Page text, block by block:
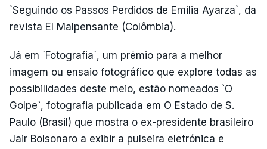
`Seguindo os Passos Perdidos de Emilia Ayarza`, da
revista El Malpensante (Colômbia).
Já em `Fotografia`, um prémio para a melhor
imagem ou ensaio fotográfico que explore todas as
possibilidades deste meio, estão nomeados `O
Golpe`, fotografia publicada em O Estado de S.
Paulo (Brasil) que mostra o ex-presidente brasileiro
Jair Bolsonaro a exibir a pulseira eletrónica e